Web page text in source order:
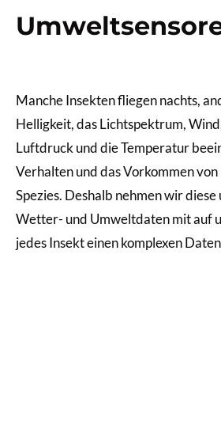
Manche Insekten fliegen nachts,
Helligkeit, das Lichtspektrum,
Luftdruck und die Temperatur
Verhalten und das Vorkommen
Spezies. Deshalb nehmen wir
Wetter- und Umweltdaten mit auf
jedes Insekt einen komplexen